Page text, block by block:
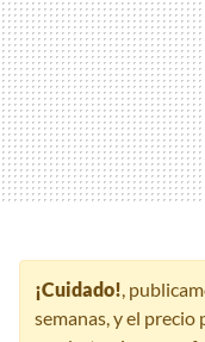
¡Cuidado!,
semanas, y el precio